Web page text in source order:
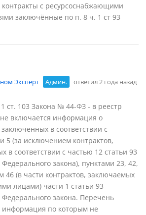
контракты с ресурсоснабжающими
заключённые по п. 8 ч. 1 ст 93
Эксперт Админ. ответил 2 года назад
ст. 103 Закона № 44-ФЗ - в реестр
не включается информация о
заключенных в соответствии с
5 (за исключением контрактов,
в соответствии с частью 12 статьи 93
закона), пунктами 23, 42,
46 (в части контрактов, заключаемых
лицами) части 1 статьи 93
Федерального закона. Перечень
информация по которым не